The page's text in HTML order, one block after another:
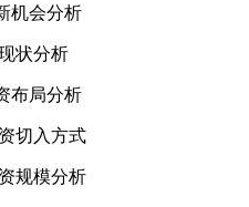
会分析
状分析
局分析
入方式
模分析